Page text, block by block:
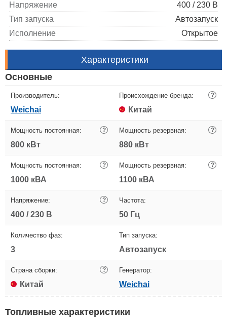
Напряжение
400 / 230 В
Тип запуска
Автозапуск
Исполнение
Открытое
Характеристики
Основные
Производитель:
Weichai
Происхождение бренда: ?
Китай
Мощность постоянная: ?
800 кВт
Мощность резервная: ?
880 кВт
Мощность постоянная: ?
1000 кВА
Мощность резервная: ?
1100 кВА
Напряжение: ?
400 / 230 В
Частота:
50 Гц
Количество фаз:
3
Тип запуска:
Автозапуск
Страна сборки: ?
Китай
Генератор:
Weichai
Топливные характеристики